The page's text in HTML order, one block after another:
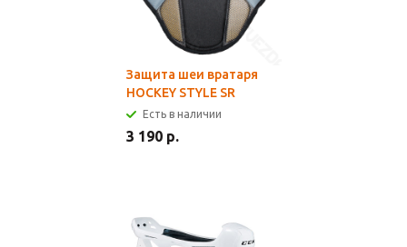
Защита шеи вратаря
HOCKEY STYLE SR
Есть в наличии
3 190 р.